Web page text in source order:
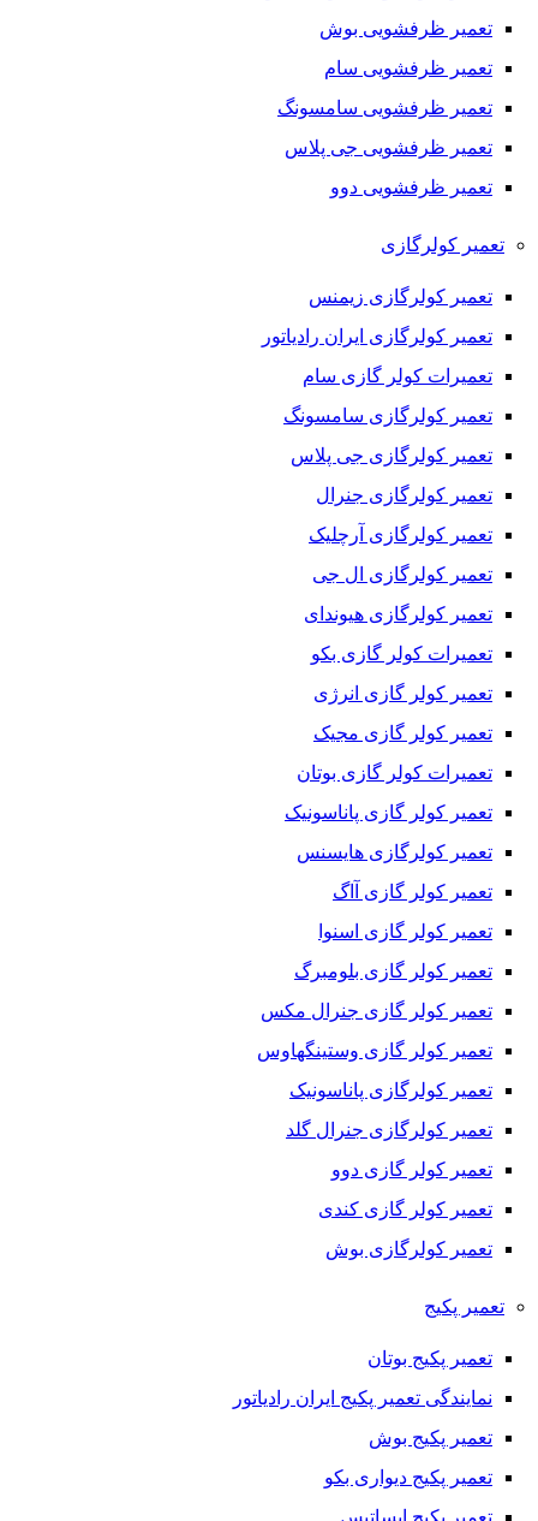
تعمیر ظرفشویی بوش
تعمیر ظرفشویی سام
تعمیر ظرفشویی سامسونگ
تعمیر ظرفشویی جی پلاس
تعمیر ظرفشویی دوو
تعمیر کولرگازی
تعمیر کولرگازی زیمنس
تعمیر کولرگازی ایران رادیاتور
تعمیرات کولر گازی سام
تعمیر کولرگازی سامسونگ
تعمیر کولرگازی جی پلاس
تعمیر کولرگازی جنرال
تعمیر کولرگازی آرچلیک
تعمیر کولرگازی ال جی
تعمیر کولرگازی هیوندای
تعمیرات کولر گازی بکو
تعمیر کولر گازی انرژی
تعمیر کولر گازی مجیک
تعمیرات کولر گازی بوتان
تعمیر کولر گازی پاناسونیک
تعمیر کولرگازی هایسنس
تعمیر کولر گازی آاگ
تعمیر کولر گازی اسنوا
تعمیر کولر گازی بلومبرگ
تعمیر کولر گازی جنرال مکس
تعمیر کولر گازی وستینگهاوس
تعمیر کولرگازی پاناسونیک
تعمیر کولرگازی جنرال گلد
تعمیر کولر گازی دوو
تعمیر کولر گازی کندی
تعمیر کولرگازی بوش
تعمیر پکیج
تعمیر پکیج بوتان
نمایندگی تعمیر پکیج ایران رادیاتور
تعمیر پکیج بوش
تعمیر پکیج دیواری بکو
تعمیر پکیج ایساتیس